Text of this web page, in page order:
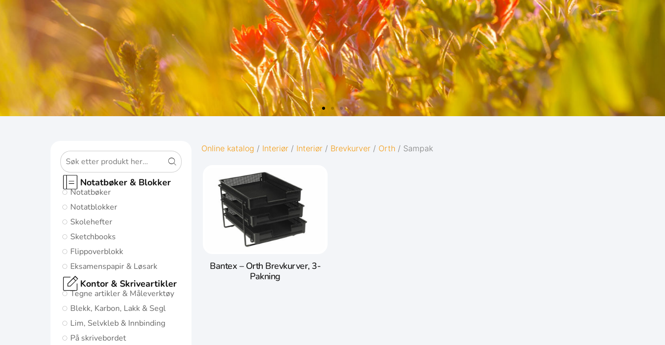
OXFORD
ORIGINS
Gi notatene
mulige starten i
livet:
Diskré og
minimalistisk
design
naturinspirerte
farger med
Notatbøker & Blokker
Notatbøker
Notatblokker
Skolehefter
Sketchbooks
Flippoverblokk
Eksamenspapir & Løsark
Kontor & Skriveartikler
Tegne artikler & Måleverktøy
Blekk, Karbon, Lakk & Segl
Lim, Selvkleb & Innbinding
På skrivebordet
Online katalog / Interiør / Interiør / Brevkurver / Orth / Sampak
Bantex – Orth Brevkurver, 3-
Pakning